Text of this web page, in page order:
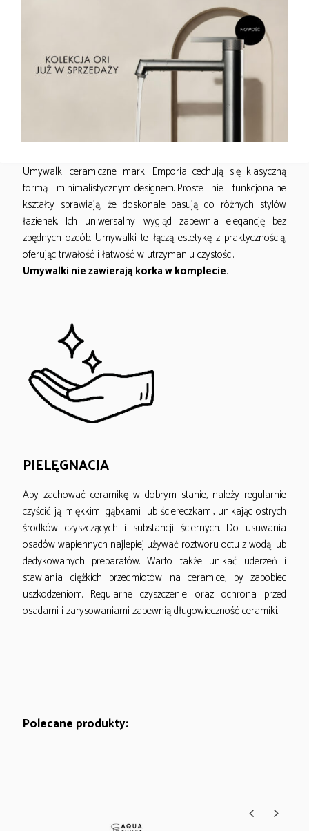
DESIGN
Umywalki ceramiczne marki Emporia cechują się klasyczną
formą i minimalistycznym designem. Proste linie i funkcjonalne
kształty sprawiają, że doskonale pasują do różnych stylów
łazienek. Ich uniwersalny wygląd zapewnia elegancję bez
zbędnych ozdób. Umywalki te łączą estetykę z praktycznością,
oferując trwałość i łatwość w utrzymaniu czystości.
Umywalki nie zawierają korka w komplecie.
PIELĘGNACJA
Aby zachować ceramikę w dobrym stanie, należy regularnie
czyścić ją miękkimi gąbkami lub ściereczkami, unikając ostrych
środków czyszczących i substancji ściernych. Do usuwania
osadów wapiennych najlepiej używać roztworu octu z wodą lub
dedykowanych preparatów. Warto także unikać uderzeń i
stawiania ciężkich przedmiotów na ceramice, by zapobiec
uszkodzeniom. Regularne czyszczenie oraz ochrona przed
osadami i zarysowaniami zapewnią długowieczność ceramiki.
Polecane produkty: